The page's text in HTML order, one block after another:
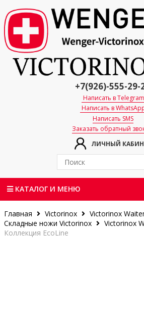
ЛИЧНЫЙ
+7(926)-555-29-
Написать в Telegram
Написать в
Написать SMS
Заказать обратный
КАТАЛОГ И МЕНЮ
Главная Victorinox
Victorinox
Складные ножи Victorinox
Victorinox
Коллекция EcoLine